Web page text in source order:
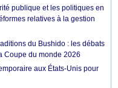
publique et les politiques en
relatives à la gestion
du Bushido : les débats
Coupe du monde 2026
aux États-Unis pour